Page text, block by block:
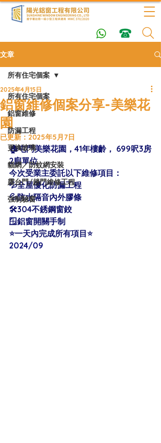
文章
所有住宅個案
鋁窗維修
防漏工程
更換玻璃
貓網／防蚊網安裝
露台門/趟門維修工程
強制驗窗
所有住宅個案
鋁窗維修個案分享-美樂花
園
2025年4月15日
已更新： 2025年5月7日
🏠屯門美樂花園，41年樓齡， 699呎3房
2廁單位
今次受業主委託以下維修項目：
💦全屋優化防漏工程
💦防水隔音內外膠條
🛠304不銹鋼窗鉸
🪟鋁窗開關手制
⭐️一天內完成所有項目⭐️
2024/09